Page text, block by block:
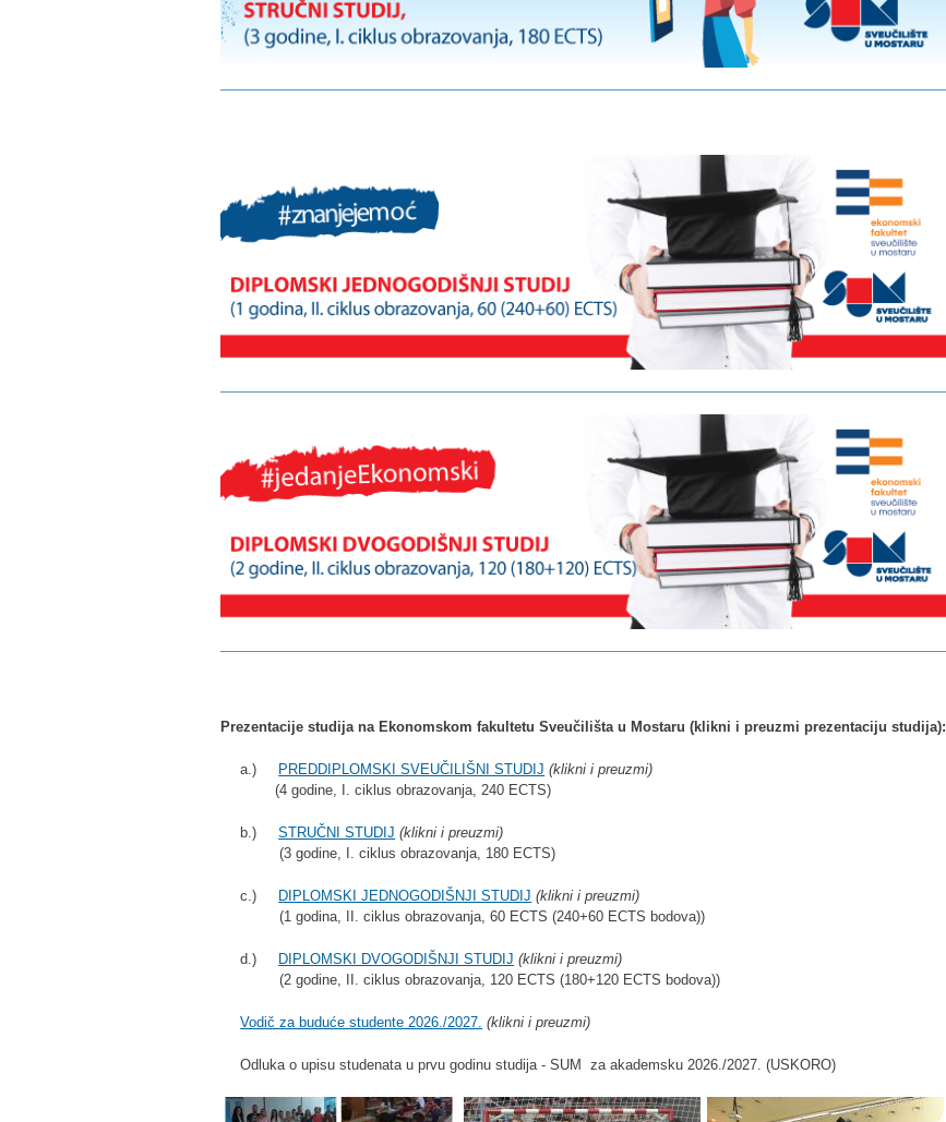
Prezentacije studija na Ekonomskom fakultetu Sveučilišta u Mostaru (klikni i preuzmi prezentaciju studija):
a.) PREDDIPLOMSKI SVEUČILIŠNI STUDIJ (klikni i preuzmi)
(4 godine, I. ciklus obrazovanja, 240 ECTS)
b.)STRUČNI STUDIJ (klikni i preuzmi)
(3 godine, I. ciklus obrazovanja, 180 ECTS)
c.) DIPLOMSKI JEDNOGODIŠNJI STUDIJ (klikni i preuzmi)
(1 godina, II. ciklus obrazovanja, 60 ECTS (240+60 ECTS bodova))
d.) DIPLOMSKI DVOGODIŠNJI STUDIJ (klikni i preuzmi)
(2 godine, II. ciklus obrazovanja, 120 ECTS (180+120 ECTS bodova))
Vodič za buduće studente 2026./2027. (klikni i preuzmi)
Odluka o upisu studenata u prvu godinu studija - SUM za akademsku 2026./2027. (USKORO)